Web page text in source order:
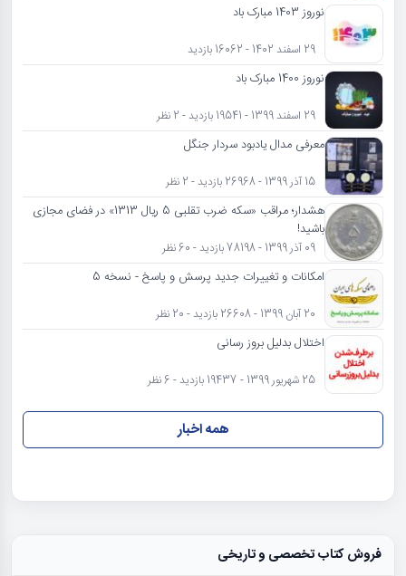
نوروز 1403 مبارک باد
29 اسفند 1402 - 16062 بازدید
نوروز 1400 مبارک باد
29 اسفند 1399 - 19541 بازدید - 2 نظر
معرفی مدال یادبود سردار جنگل
15 آذر 1399 - 26968 بازدید - 2 نظر
هشدار؛ مراقب «سکه ضرب تقلبی 5 ریال 1313» در فضای مجازی
باشید!
09 آذر 1399 - 78198 بازدید - 60 نظر
امکانات و تغییرات جدید پرسش و پاسخ - نسخه 5
20 آبان 1399 - 26608 بازدید - 20 نظر
اختلال بدلیل بروز رسانی
25 شهریور 1399 - 19437 بازدید - 6 نظر
همه اخبار
فروش کتاب تخصصی و تاریخی